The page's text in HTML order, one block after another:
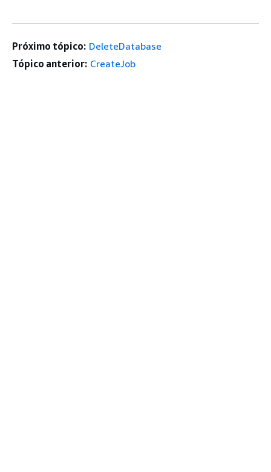
Próximo tópico: DeleteDatabase
Tópico anterior: CreateJob